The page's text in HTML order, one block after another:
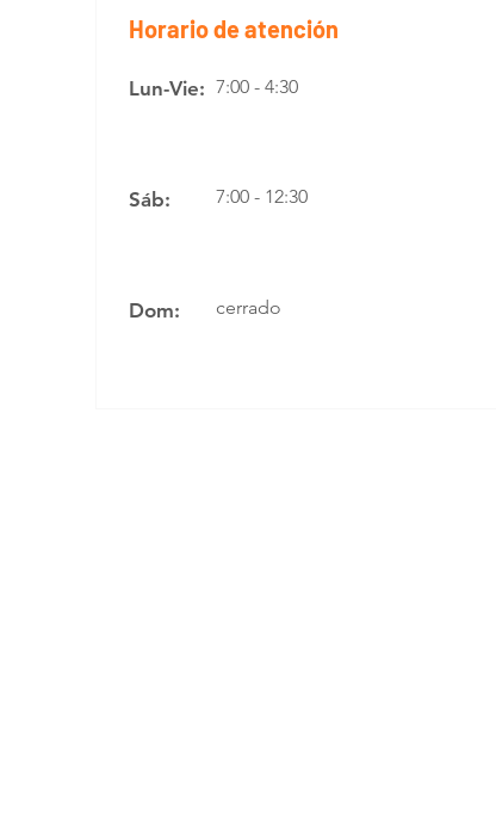
Horario de atención
Lun-Vie: 7:00 - 4:30
Sáb: 7:00 - 12:30
Dom: cerrado